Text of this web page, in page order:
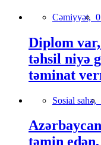
Cəmiyyət,
Diplom
təhsil niyə
təminat
Sosial sahə,
təmin